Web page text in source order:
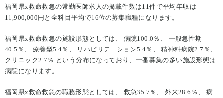
福岡県x救命救急の常勤医師求人の掲載件数は11件で平均年収は
11,900,000円と全科目平均で16位の募集職種になります。
福岡県x救命救急の施設形態としては、 病院100.0％、 一般急性期
40.5％、 療養型5.4％、 リハビリテーション5.4％、 精神科病院2.7％、
クリニック2.7％ という分布になっており、一番募集の多い施設形態は
病院になります。
福岡県x救命救急の職務形態としては、 救急35.7％、 外来28.6％、 病